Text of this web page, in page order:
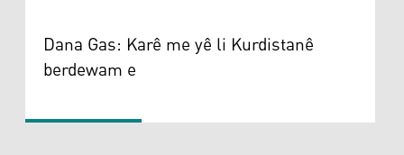
Dana Gas: Karê me yê li Kurdistanê
berdewam e